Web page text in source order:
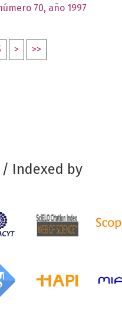
70, año 1997
> >>
Indexed by